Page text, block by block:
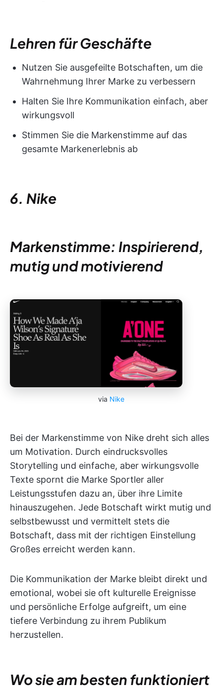
Lehren für Geschäfte
Nutzen Sie ausgefeilte Botschaften, um die
Wahrnehmung Ihrer Marke zu verbessern
Halten Sie Ihre Kommunikation einfach, aber
wirkungsvoll
Stimmen Sie die Markenstimme auf das
gesamte Markenerlebnis ab
6. Nike
Markenstimme: Inspirierend,
mutig und motivierend
via Nike
Bei der Markenstimme von Nike dreht sich alles
um Motivation. Durch eindrucksvolles
Storytelling und einfache, aber wirkungsvolle
Texte spornt die Marke Sportler aller
Leistungsstufen dazu an, über ihre Limite
hinauszugehen. Jede Botschaft wirkt mutig und
selbstbewusst und vermittelt stets die
Botschaft, dass mit der richtigen Einstellung
Großes erreicht werden kann.
Die Kommunikation der Marke bleibt direkt und
emotional, wobei sie oft kulturelle Ereignisse
und persönliche Erfolge aufgreift, um eine
tiefere Verbindung zu ihrem Publikum
herzustellen.
Wo sie am besten funktioniert